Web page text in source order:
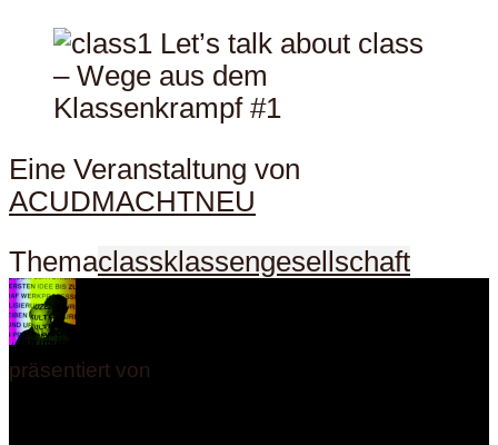
Eine Veranstaltung von
ACUDMACHTNEU
Themaclassklassengesellschaft
präsentiert von